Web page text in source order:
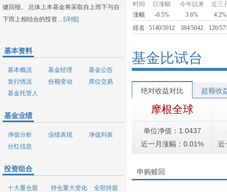
健回报。 总体上本基金将采取自上而下与自
下而上相结合的投资... [详细]
基本资料
基本概况 基金经理
基金公告
发行情况
份额变动
席位交易
基金托管人
基金业绩
净值分析 业绩表现
净值列表
分红信息
投资组合
十大重仓股 持仓重大变化
全部持股
时间 日涨幅 今年以来
近三
涨幅
-0.5% 3.6%
4.2%
排名
5140/5912 384/5042 120/
基金比试台
绝对收益对比 超额收
摩根全球
单位净值：1.0437
近一月涨幅：0.01%
近
申购赎回